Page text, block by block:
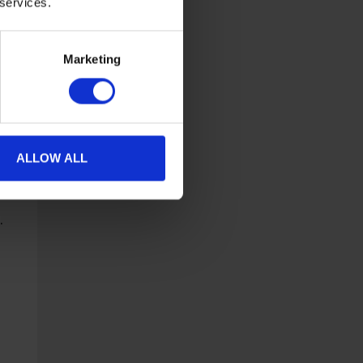
Marketing
ALLOW ALL